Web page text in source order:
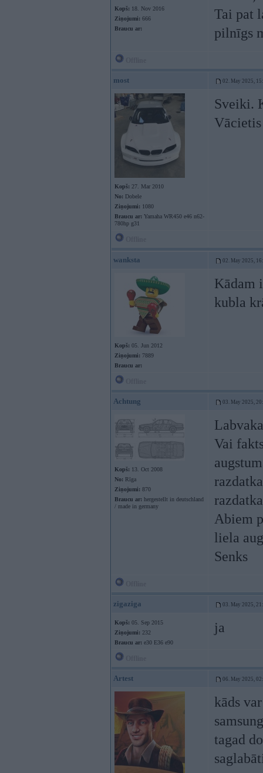
Kopš: 18. Nov 2016
Ziņojumi: 666
Braucu ar:
Tai pat
pilnīgs
most 02. May 2025,
Kopš: 27. Mar 2010
No: Dobele
Ziņojumi: 1080
Braucu ar: Yamaha WR450 e46 n62-
780hp g31
Sveiki.
wanksta 02. May 2025,
Kopš: 05. Jun 2012
Ziņojumi: 7889
Braucu ar:
Kādam
kubla
Achtung 03. May 2025,
Kopš: 13. Oct 2008
No: Rīga
Ziņojumi: 870
Braucu ar: hergestellt in deutschland
/ made in germany
Vai
Abiem
liela
Senks
zigaziga 03. May 2025,
Kopš: 05. Sep 2015
Ziņojumi: 232
Braucu ar: e30 E36 e90
ja
Artest 06. May 2025,
kāds
tagad